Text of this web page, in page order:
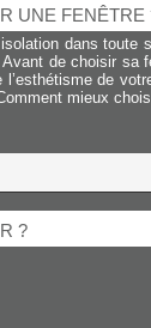
UNE FENÊTRE
isolation dans
de choisir sa
de
mieux
?